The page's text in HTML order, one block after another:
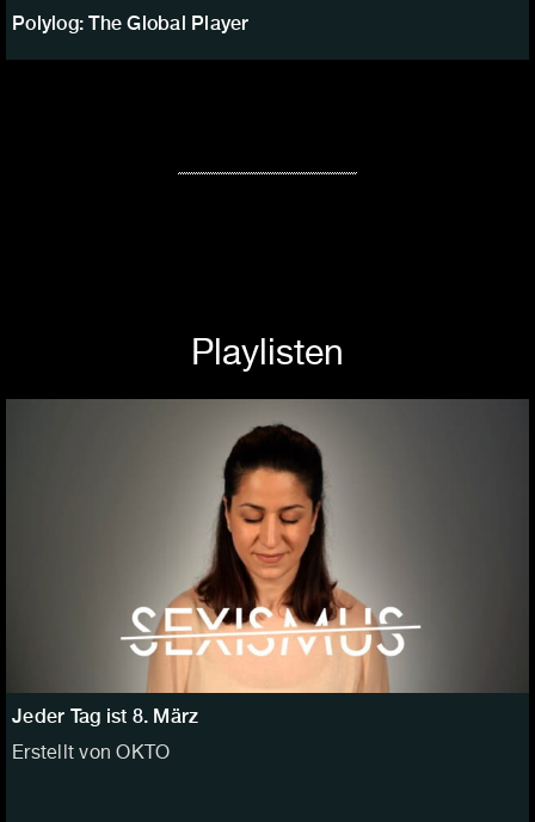
Polylog: The Global Player
Playlisten
Jeder Tag ist 8. März
Erstellt von OKTO